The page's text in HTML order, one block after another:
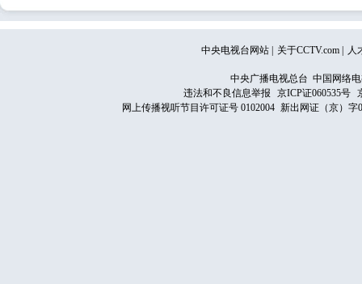
中央电视台网站 关于CCTV.com 人
中央广播电视总台 中国网络
违法和不良信息举报
京ICP证060535号
网上传播视听节目许可证号 0102004 新出网证（京）